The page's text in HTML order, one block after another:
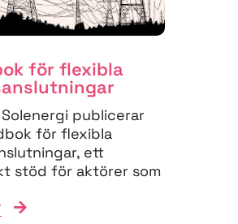
för flexibla
publicerar
för flexibla
ett
stöd för aktörer som
och